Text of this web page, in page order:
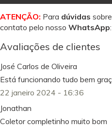
ATENÇÃO: Para dúvidas
contato pelo nosso WhatsApp:
Avaliações de clientes
José Carlos de Oliveira
Está funcionando tudo bem
22 janeiro 2024 - 16:36
Jonathan
Coletor completinho muito bom